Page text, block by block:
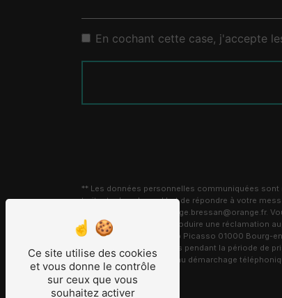
En cochant cette case, j'accepte
** Les données personnelles communiquées
traitants dans le seul but de répondre à votre
Bourg-en-Bresse carrelage.bressan@orange.fr.
moment et du droit d’introduire une réclamation
l'adresse 8 Avenue Pablo Picasso 01000 Bourg-
conservons vos données pendant la période de
sur la liste d'opposition au démarchage
Ce site utilise des cookies
et vous donne le contrôle
sur ceux que vous
souhaitez activer